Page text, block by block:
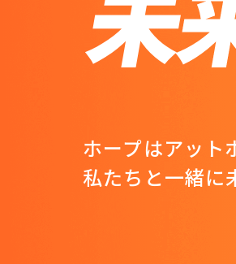
ホープはアット
私たちと一緒に